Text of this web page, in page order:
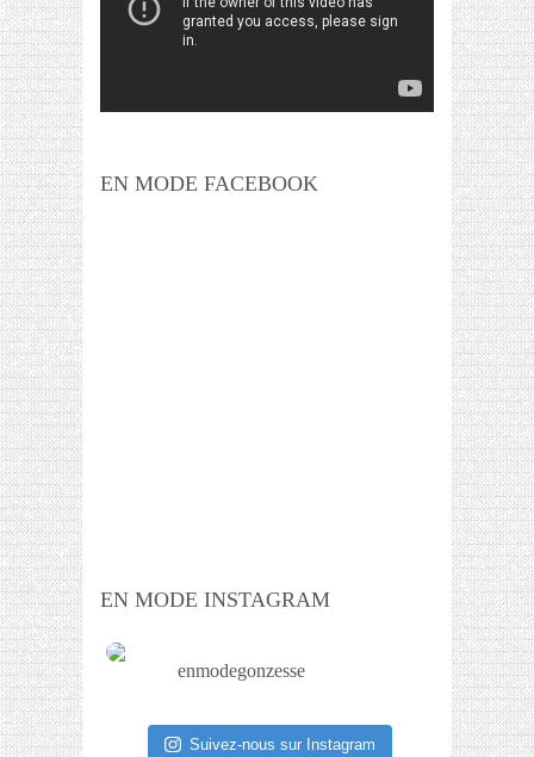
EN MODE FACEBOOK
EN MODE INSTAGRAM
enmodegonzesse
Suivez-nous sur Instagram